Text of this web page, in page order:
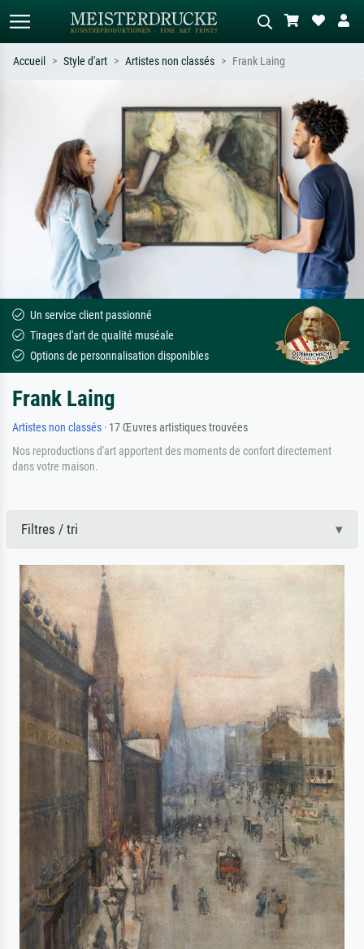
Recherchez par artiste, titre ou style –
ex. Monet, Nuit étoilée,
impressionnisme, vague de Hokusai,
nu.
Décrivez la scène – ex. prairie verte,
abstrait avec beaucoup de rouge,
tableau sombre, nu debout près d'un
arbre.
Accueil Style d'art Artistes non classés Frank Laing
Un service client passionné
Tirages d'art de qualité muséale
Options de personnalisation disponibles
Frank Laing
Artistes non classés · 17 Œuvres artistiques trouvées
Nos reproductions d'art apportent des moments de confort directement
dans votre maison.
Filtres / tri